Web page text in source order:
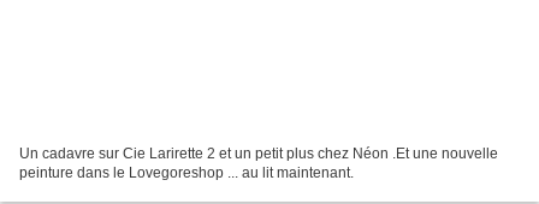
Un cadavre sur Cie Larirette 2 et un petit plus chez Néon .Et une nouvelle
peinture dans le Lovegoreshop ... au lit maintenant.